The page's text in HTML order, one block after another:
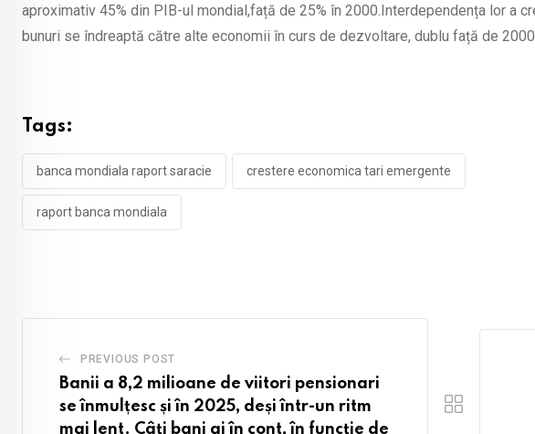
aproximativ 45% din PIB-ul mondial,față de 25% în 2000.Interdependența lor a
bunuri se îndreaptă către alte economii în curs de dezvoltare, dublu față de 2000.
Tags:
banca mondiala raport saracie crestere economica tari emergente
raport banca mondiala
PREVIOUS POST
Banii a 8,2 milioane de viitori pensionari
se înmulțesc și în 2025, deși într-un ritm
mai lent. Câți bani ai în cont, în funcție de